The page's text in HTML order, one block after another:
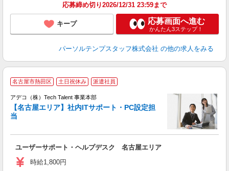
応募締め切り2026/12/31 23:59まで
キープ 応募画面へ進む
かんたん3ステップ！
パーソルテンプスタッフ株式会社 の他の求人をみる
名古屋市熱田区 土日祝休み 派遣社員
アデコ（株）Tech Talent 事業本部
【名古屋エリア】社内ITサポート・PC設定担
当
ユーザーサポート・ヘルプデスク 名古屋エリア
時給1,800円